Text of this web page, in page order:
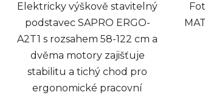
Elektricky výškově stavitelný
podstavec SAPRO ERGO-
A2T1 s rozsahem 58-122 cm a
dvěma motory zajišťuje
stabilitu a tichý chod pro
ergonomické pracovní